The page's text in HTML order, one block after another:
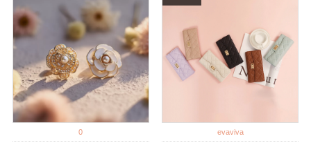
0 evaviva